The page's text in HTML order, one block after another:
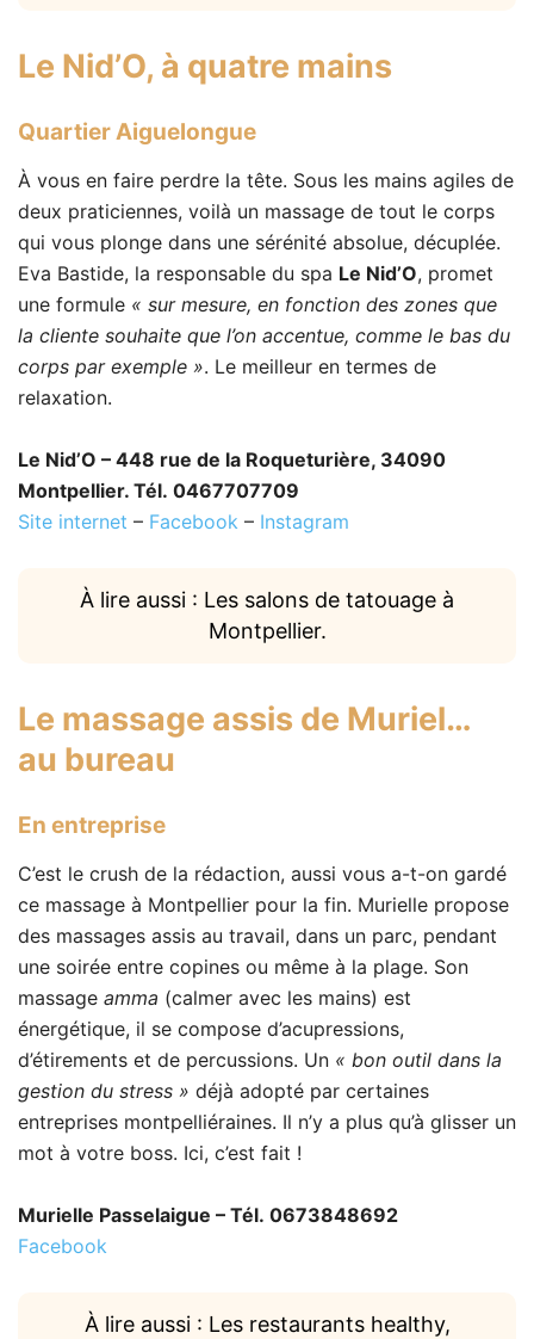
Le Nid’O, à quatre mains
Quartier Aiguelongue
À vous en faire perdre la tête. Sous les mains agiles de
deux praticiennes, voilà un massage de tout le corps
qui vous plonge dans une sérénité absolue, décuplée.
Eva Bastide, la responsable du spa Le Nid’O, promet
une formule « sur mesure, en fonction des zones que
la cliente souhaite que l’on accentue, comme le bas du
corps par exemple ». Le meilleur en termes de
relaxation.
Le Nid’O – 448 rue de la Roqueturière, 34090
Montpellier. Tél. 0467707709
Site internet – Facebook – Instagram
À lire aussi : Les salons de tatouage à
Montpellier.
Le massage assis de Muriel…
au bureau
En entreprise
C’est le crush de la rédaction, aussi vous a-t-on gardé
ce massage à Montpellier pour la fin. Murielle propose
des massages assis au travail, dans un parc, pendant
une soirée entre copines ou même à la plage. Son
massage amma (calmer avec les mains) est
énergétique, il se compose d’acupressions,
d’étirements et de percussions. Un « bon outil dans la
gestion du stress » déjà adopté par certaines
entreprises montpelliéraines. Il n’y a plus qu’à glisser un
mot à votre boss. Ici, c’est fait !
Murielle Passelaigue – Tél. 0673848692
Facebook
À lire aussi : Les restaurants healthy,